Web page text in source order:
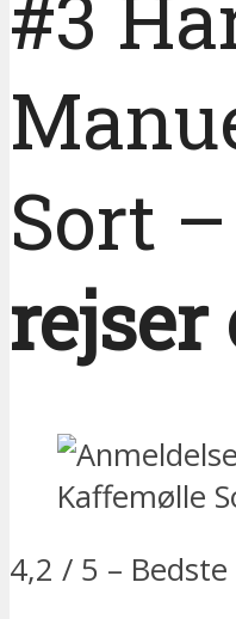
Sort –
rejser
4,2 / 5 –